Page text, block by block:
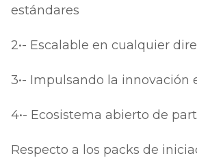
estándares
2•- Escalable en cualquier
3•- Impulsando la innovación
4•- Ecosistema abierto de
Respecto a los packs de